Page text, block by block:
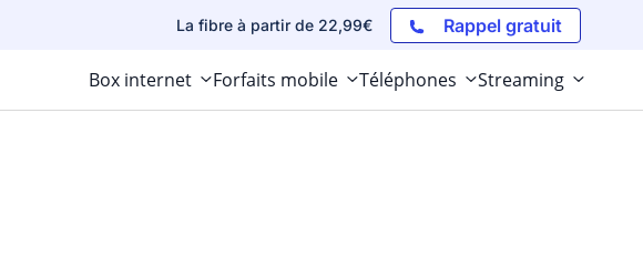
La fibre à partir de 22,99€ Rappel gratuit
Box internet Forfaits mobile Téléphones Streaming